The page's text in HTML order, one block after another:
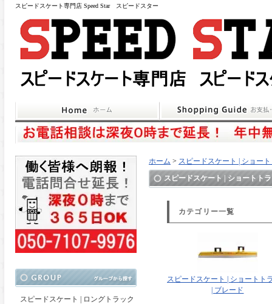
スピードスケート専門店 Speed Star スピードスター
スピードスケート | ロングトラック
ホーム > スピードスケート | ショー
スピードスケート | ショートト
カテゴリー一覧
スピードスケート | ショートト
| ブレード